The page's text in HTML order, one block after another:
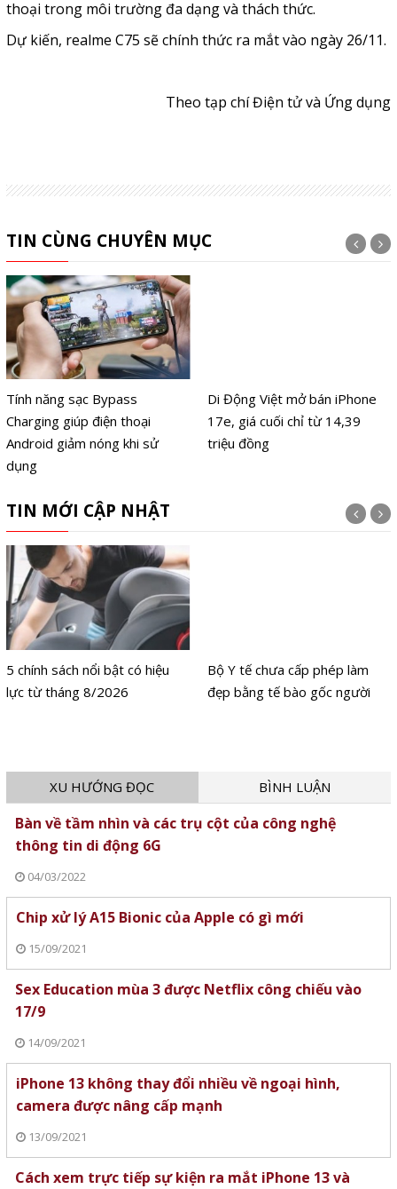
thoại trong môi trường đa dạng và thách thức.
Dự kiến, realme C75 sẽ chính thức ra mắt vào ngày 26/11.
Theo tạp chí Điện tử và Ứng dụng
TIN CÙNG CHUYÊN MỤC
Tính năng sạc Bypass
Charging giúp điện thoại
Android giảm nóng khi sử
dụng
Di Động Việt mở bán iPhone
17e, giá cuối chỉ từ 14,39
triệu đồng
TIN MỚI CẬP NHẬT
5 chính sách nổi bật có hiệu
lực từ tháng 8/2026
Bộ Y tế chưa cấp phép làm
đẹp bằng tế bào gốc người
XU HƯỚNG ĐỌC BÌNH LUẬN
Bàn về tầm nhìn và các trụ cột của công nghệ
thông tin di động 6G
04/03/2022
Chip xử lý A15 Bionic của Apple có gì mới
15/09/2021
Sex Education mùa 3 được Netflix công chiếu vào
17/9
14/09/2021
iPhone 13 không thay đổi nhiều về ngoại hình,
camera được nâng cấp mạnh
13/09/2021
Cách xem trực tiếp sự kiện ra mắt iPhone 13 và